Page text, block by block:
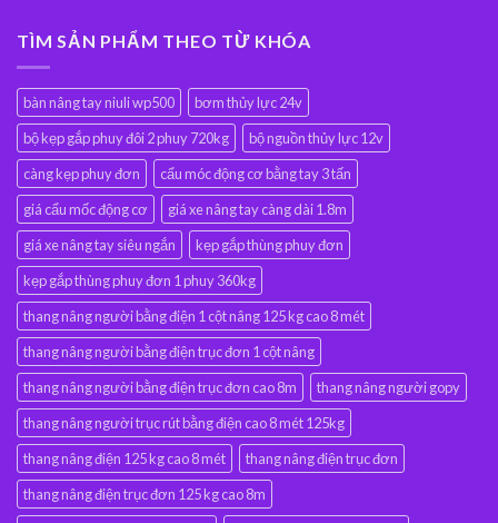
TÌM SẢN PHẨM THEO TỪ KHÓA
bàn nâng tay niuli wp500
bơm thủy lực 24v
bộ kẹp gắp phuy đôi 2 phuy 720kg
bộ nguồn thủy lực 12v
càng kẹp phuy đơn
cẩu móc động cơ bằng tay 3 tấn
giá cẩu mốc động cơ
giá xe nâng tay càng dài 1.8m
giá xe nâng tay siêu ngắn
kẹp gắp thùng phuy đơn
kẹp gắp thùng phuy đơn 1 phuy 360kg
thang nâng người bằng điện 1 cột nâng 125 kg cao 8 mét
thang nâng người bằng điện trục đơn 1 cột nâng
thang nâng người bằng điện trục đơn cao 8m
thang nâng người gopy
thang nâng người trục rút bằng điện cao 8 mét 125kg
thang nâng điện 125 kg cao 8 mét
thang nâng điện trục đơn
thang nâng điện trục đơn 125 kg cao 8m